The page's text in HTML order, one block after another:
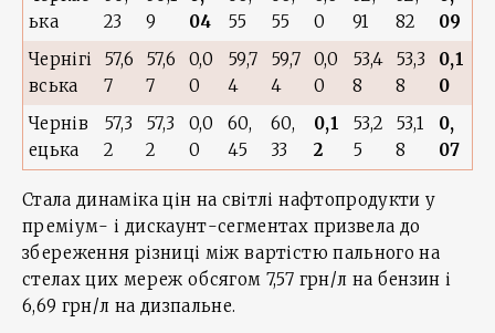
ька
23
9
04
55
55
0
91
82
09
Чернігі
вська
57,6
7
57,6
7
0,0
0
59,7
4
59,7
4
0,0
0
53,4
8
53,3
8
0,1
0
Чернів
ецька
57,3
2
57,3
2
0,0
0
60,
45
60,
33
0,1
2
53,2
5
53,1
8
0,
07
Стала динаміка цін на світлі нафтопродукти у
преміум- і дискаунт-сегментах призвела до
збереження різниці між вартістю пального на
стелах цих мереж обсягом 7,57 грн/л на бензин і
6,69 грн/л на дизпальне.